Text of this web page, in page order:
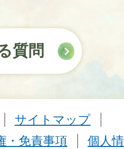
質問
サイトマップ
・免責事項
個人